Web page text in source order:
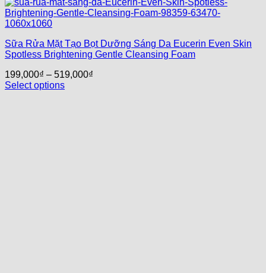
Sữa Rửa Mặt Tạo Bọt Dưỡng Sáng Da Eucerin Even Skin
Spotless Brightening Gentle Cleansing Foam
199,000₫ – 519,000₫
Select options